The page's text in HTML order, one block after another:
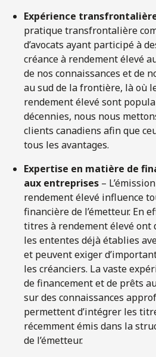
Expérience
pratique transfrontalière
d’avocats ayant participé à
créance à rendement élevé
de nos connaissances et de
au sud de la frontière, là où
rendement élevé sont
décennies, nous nous
clients canadiens afin que
tous les avantages.
Expertise en matière de
aux entreprises –
rendement élevé influence
financière de l’émetteur. En
titres à rendement élevé ont
les ententes déjà établies
et peuvent exiger
les créanciers. La vaste
de financement et de prêts
sur des connaissances
permettent d’intégrer les
récemment émis dans la
de l’émetteur.